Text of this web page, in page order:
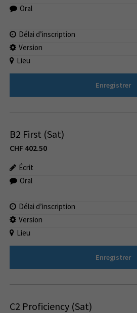
Oral
Délai d’inscription
Version
Lieu
Enregistrer
B2 First (Sat)
CHF 402.50
Écrit
Oral
Délai d’inscription
Version
Lieu
Enregistrer
C2 Proficiency (Sat)